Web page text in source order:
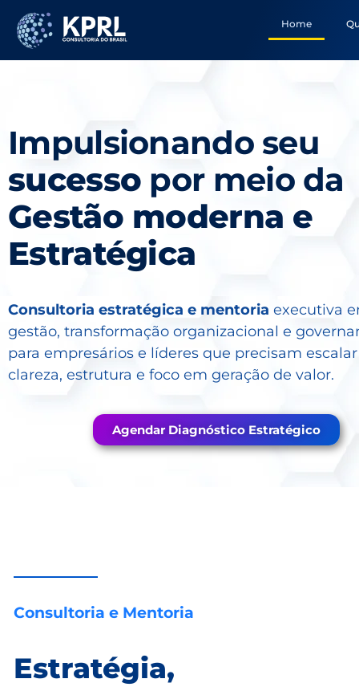
Home
Impulsionando seu
sucesso por meio da
Gestão moderna e
Estratégica
Consultoria estratégica e mentoria executiva
gestão, transformação organizacional e
para empresários e líderes que precisam
clareza, estrutura e foco em geração de valor.
Agendar Diagnóstico Estratégico
Consultoria e Mentoria
Estratégia,